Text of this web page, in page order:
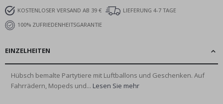
KOSTENLOSER VERSAND AB 39 €
LIEFERUNG 4-7 TAGE
100% ZUFRIEDENHEITSGARANTIE
EINZELHEITEN
Hübsch bemalte Partytiere mit Luftballons und Geschenken. Auf
Fahrrädern, Mopeds und... Lesen Sie mehr